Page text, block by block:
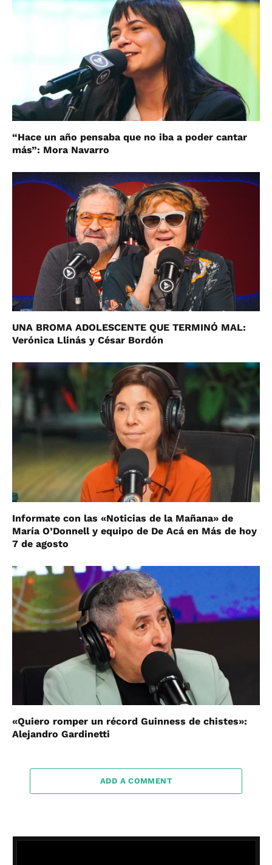
“Hace un año pensaba que no iba a poder cantar
más”: Mora Navarro
UNA BROMA ADOLESCENTE QUE TERMINÓ MAL:
Verónica Llinás y César Bordón
Informate con las «Noticias de la Mañana» de
María O’Donnell y equipo de De Acá en Más de hoy
7 de agosto
«Quiero romper un récord Guinness de chistes»:
Alejandro Gardinetti
ADD A COMMENT